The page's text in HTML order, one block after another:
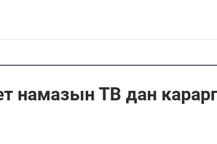
намазын ТВ дан